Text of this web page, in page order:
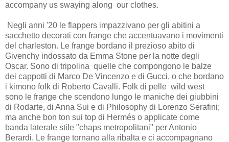
accompany us swaying along our clothes.
Negli anni '20 le flappers impazzivano per gli abitini a
sacchetto decorati con frange che accentuavano i movimenti
del charleston. Le frange bordano il prezioso abito di
Givenchy indossato da Emma Stone per la notte degli
Oscar. Sono di tripolina quelle che compongono le balze
dei cappotti di Marco De Vincenzo e di Gucci, o che bordano
i kimono folk di Roberto Cavalli. Folk di pelle wild west
sono le frange che scendono lungo le maniche dei giubbini
di Rodarte, di Anna Sui e di Philosophy di Lorenzo Serafini;
ma anche bon ton sui top di Hermés o applicate come
banda laterale stile "chaps metropolitani" per Antonio
Berardi. Le frange tornano alla ribalta e ci accompagnano